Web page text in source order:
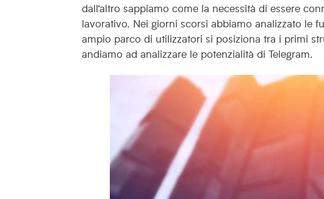
dall’altro sappiamo come la necessità di essere
lavorativo. Nei giorni scorsi abbiamo analizzato le
ampio parco di utilizzatori si posiziona tra i primi
andiamo ad analizzare le potenzialità di Telegram.